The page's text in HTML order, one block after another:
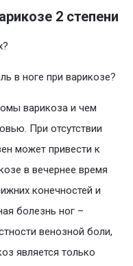
2 степени
в ноге при варикозе?
варикоза и чем
При отсутствии
может привести к
в вечернее время
конечностей и
болезнь ног –
венозной боли,
является только